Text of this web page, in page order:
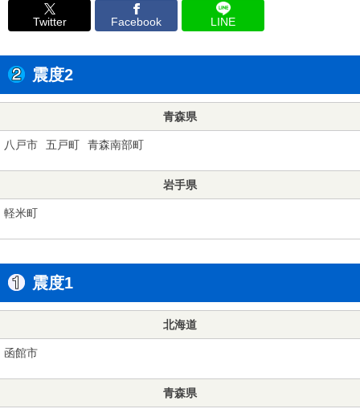
Twitter Facebook LINE
震度2
青森県
八戸市 五戸町 青森南部町
岩手県
軽米町
震度1
北海道
函館市
青森県